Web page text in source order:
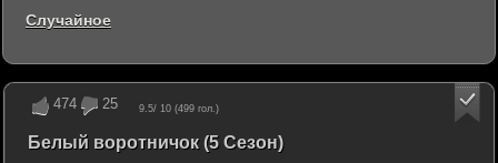
474 25 9.5/ 10 (499 гол.)
Белый воротничок (5 Сезон)
Случайное